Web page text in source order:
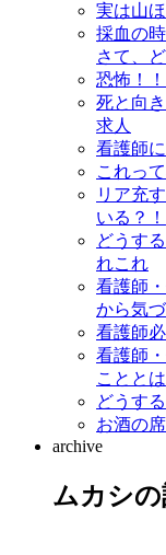
実は山
採血の
さて、
恐怖！
死と向
求人
看護師
これっ
リア充
いる？！
どうす
れこれ
看護師
から気
看護師
看護師
こととは
どうす
お酒の
archive
ムカシ